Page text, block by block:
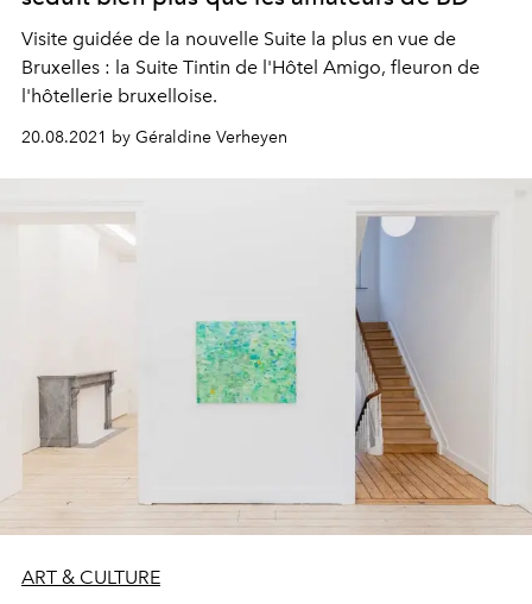
Visite guidée de la nouvelle Suite la plus en vue de
Bruxelles : la Suite Tintin de l'Hôtel Amigo, fleuron de
l'hôtellerie bruxelloise.
20.08.2021 by Géraldine Verheyen
ART & CULTURE